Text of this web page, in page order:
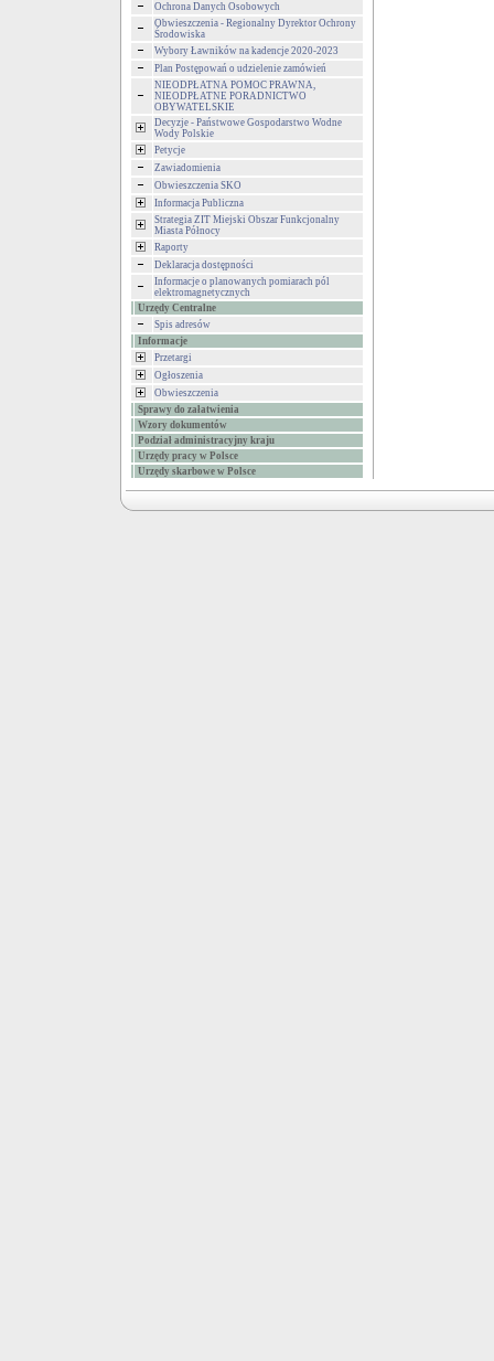
Ochrona Danych Osobowych
Obwieszczenia - Regionalny Dyrektor Ochrony
Środowiska
Wybory Ławników na kadencje 2020-2023
Plan Postępowań o udzielenie zamówień
NIEODPŁATNA POMOC PRAWNA,
NIEODPŁATNE PORADNICTWO
OBYWATELSKIE
Decyzje - Państwowe Gospodarstwo Wodne
Wody Polskie
Petycje
Zawiadomienia
Obwieszczenia SKO
Informacja Publiczna
Strategia ZIT Miejski Obszar Funkcjonalny
Miasta Północy
Raporty
Deklaracja dostępności
Informacje o planowanych pomiarach pól
elektromagnetycznych
Urzędy Centralne
Spis adresów
Informacje
Przetargi
Ogłoszenia
Obwieszczenia
Sprawy do załatwienia
Wzory dokumentów
Podział administracyjny kraju
Urzędy pracy w Polsce
Urzędy skarbowe w Polsce